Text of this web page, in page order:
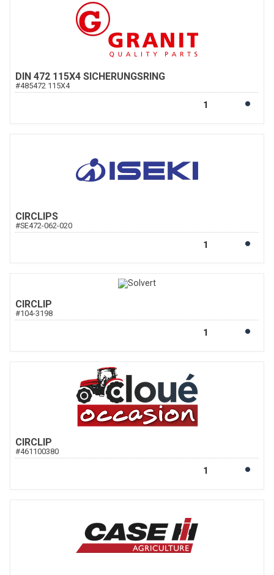
DIN 472 115X4 SICHERUNGSRING
#485472 115X4
CIRCLIPS
#SE472-062-020
CIRCLIP
#104-3198
CIRCLIP
#461100380